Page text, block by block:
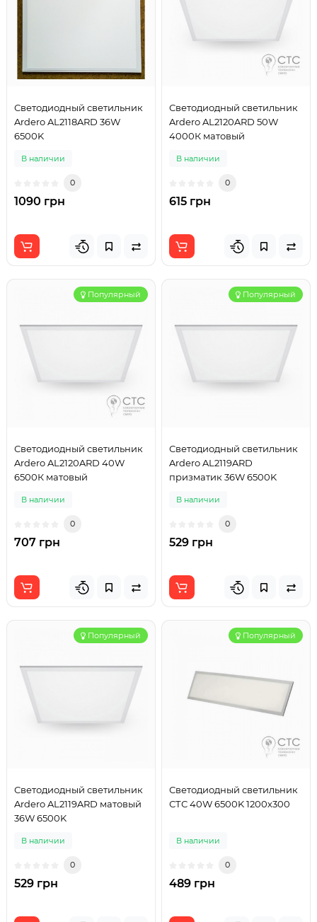
Светодиодный светильник
Ardero AL2118ARD 36W
6500K
В наличии
0
1090 грн
Светодиодный светильник
Ardero AL2120ARD 50W
4000К матовый
В наличии
0
615 грн
Популярный
Светодиодный светильник
Ardero AL2120ARD 40W
6500К матовый
В наличии
0
707 грн
Популярный
Светодиодный светильник
Ardero AL2119ARD
призматик 36W 6500K
В наличии
0
529 грн
Популярный
Светодиодный светильник
Ardero AL2119ARD матовый
36W 6500K
В наличии
0
529 грн
Популярный
Светодиодный светильник
СТС 40W 6500K 1200х300
В наличии
0
489 грн